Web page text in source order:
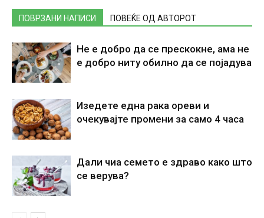
ПОВРЗАНИ НАПИСИ ПОВЕЌЕ ОД АВТОРОТ
Не е добро да се прескокне, ама не
е добро ниту обилно да се појадува
Изедете една рака ореви и
очекувајте промени за само 4 часа
Дали чиа семето е здраво како што
се верува?